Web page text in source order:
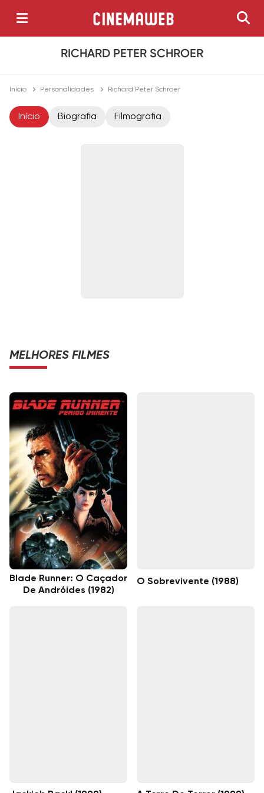
RICHARD PETER SCHROER
Início Personalidades Richard Peter Schroer
Início Biografia Filmografia
MELHORES FILMES
Blade Runner: O Caçador
De Andróides (1982)
O Sobrevivente (1988)